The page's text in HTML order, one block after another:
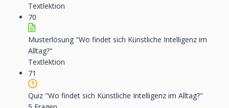
Textlektion
70
Musterlösung "Wo findet sich Künstliche Intelligenz im
Alltag?"
Textlektion
71
Quiz "Wo findet sich Künstliche Intelligenz im Alltag?"